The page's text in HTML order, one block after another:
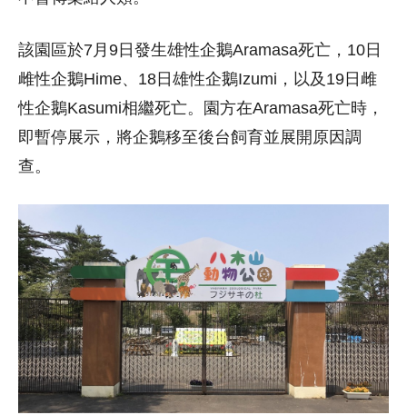
該園區於7月9日發生雄性企鵝Aramasa死亡，10日
雌性企鵝Hime、18日雄性企鵝Izumi，以及19日雌
性企鵝Kasumi相繼死亡。園方在Aramasa死亡時，
即暫停展示，將企鵝移至後台飼育並展開原因調
查。